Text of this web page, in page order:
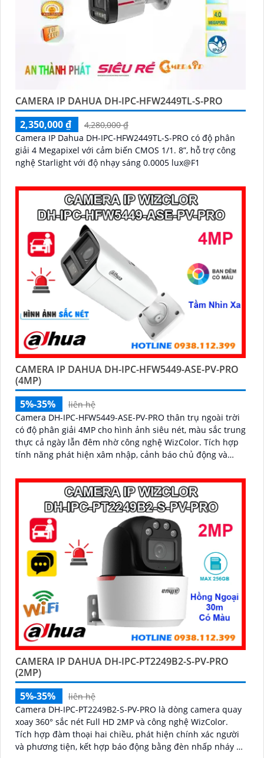
CAMERA IP DAHUA DH-IPC-HFW2449TL-S-PRO
2,350,000 ₫
4,280,000 ₫
Camera IP Dahua DH-IPC-HFW2449TL-S-PRO có độ phân
giải 4 Megapixel với cảm biến CMOS 1/1. 8”, hỗ trợ công
nghệ Starlight với độ nhạy sáng 0.0005 lux@F1
CAMERA IP DAHUA DH-IPC-HFW5449-ASE-PV-PRO
(4MP)
5%-35%
liên hệ
Camera DH-IPC-HFW5449-ASE-PV-PRO thân trụ ngoài trời
có độ phân giải 4MP cho hình ảnh siêu nét, màu sắc trung
thực cả ngày lẫn đêm nhờ công nghệ WizColor. Tích hợp
tính năng phát hiện xâm nhập, cảnh báo chủ động và
diện cho mọi khu vực
CAMERA IP DAHUA DH-IPC-PT2249B2-S-PV-PRO
(2MP)
5%-35%
liên hệ
Camera DH-IPC-PT2249B2-S-PV-PRO là dòng camera quay
xoay 360° sắc nét Full HD 2MP và công nghệ WizColor.
Tích hợp đàm thoại hai chiều, phát hiện chính xác người
và phương tiện, kết hợp báo động bằng đèn nhấp nháy và